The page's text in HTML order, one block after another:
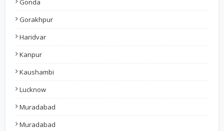
Gonda
Gorakhpur
Haridvar
Kanpur
Kaushambi
Lucknow
Muradabad
Muradabad